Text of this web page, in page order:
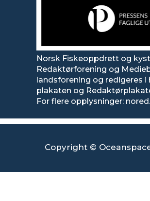
Norsk Fiskeoppdrett og
Redaktørforening og
landsforening og redigeres
plakaten og
For flere opplysninger:
Copyright ©